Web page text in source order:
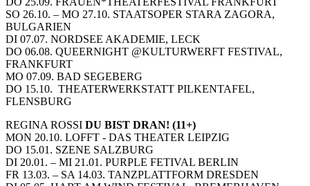
SO 26.10. – MO 27.10. STAATSOPER STARA ZAGORA,
BULGARIEN
DI 07.07. NORDSEE AKADEMIE, LECK
DO 06.08. QUEERNIGHT @KULTURWERFT FESTIVAL,
FRANKFURT
MO 07.09. BAD SEGEBERG
DO 15.10. THEATERWERKSTATT PILKENTAFEL,
FLENSBURG
REGINA ROSSI DU BIST DRAN! (11+)
MON 20.10. LOFFT - DAS THEATER LEIPZIG
DO 15.01. SZENE SALZBURG
DI 20.01. – MI 21.01. PURPLE FETIVAL BERLIN
FR 13.03. – SA 14.03. TANZPLATTFORM DRESDEN